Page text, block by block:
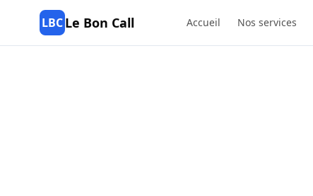
LBCLe Bon Call Accueil Nos services